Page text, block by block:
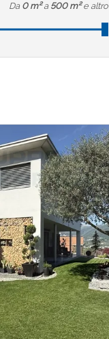
Da 0 m² a 500 m² e altro